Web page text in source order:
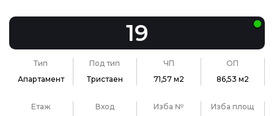
19
Тип
Апартамент
Под тип
Тристаен
ЧП
71,57 м2
ОП
86,53 м2
Етаж
Вход
Изба №
Изба площ